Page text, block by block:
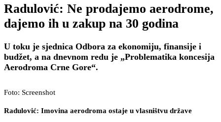
Radulović: Ne prodajemo aerodrome,
dajemo ih u zakup na 30 godina
U toku je sjednica Odbora za ekonomiju, finansije i
budžet, a na dnevnom redu je „Problematika koncesija
Aerodroma Crne Gore“.
Foto: Screenshot
Radulović: Imovina aerodroma ostaje u vlasništvu države